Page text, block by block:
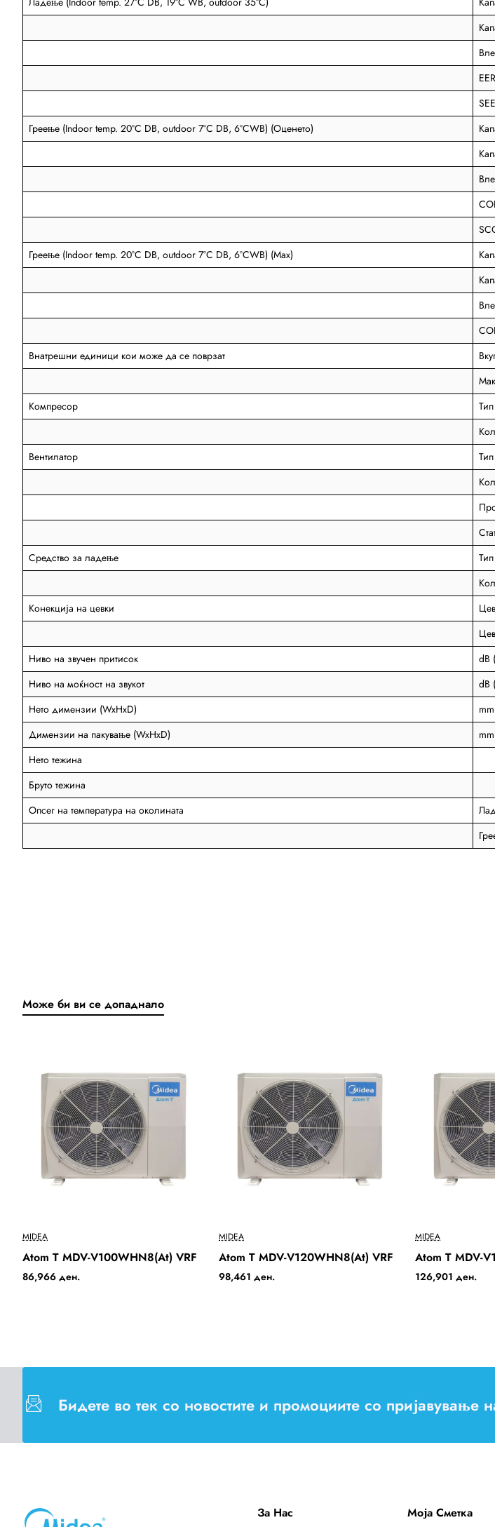
EER
Греење (Indoor temp. 20°C DB, outdoor 7°C DB, 6°CWB) (Оценето)
Греење (Indoor temp. 20°C DB, outdoor 7°C DB, 6°CWB) (Max)
Внатрешни единици кои може да се поврзат
Компресор
Тип
Вентилатор
Тип
Средство за ладење
Тип
Конекција на цевки
Ниво на звучен притисок
dB
Ниво на моќност на звукот
dB
Нето димензии (WxHxD)
mm
Димензии на пакување (WxHxD)
mm
Нето тежина
Бруто тежина
Опсег на температура на околината
Може би ви се допаднало
MIDEA
Atom T MDV-V100WHN8(At) VRF
86,966 ден.
MIDEA
Atom T MDV-V120WHN8(At) VRF
98,461 ден.
2-3 Days
MIDEA
Atom T MDV-
126,901 ден.
Бидете во тек со новостите и промоциите со пријавување
За Нас Моја Сметка